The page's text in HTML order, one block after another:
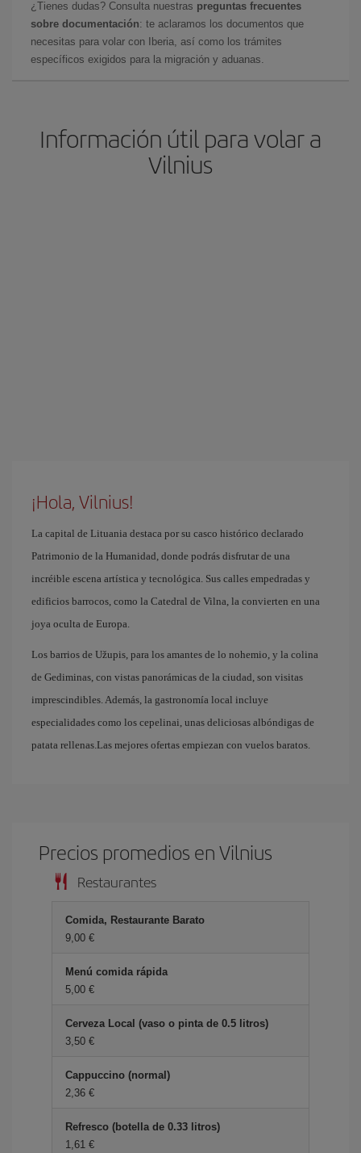
¿Tienes dudas? Consulta nuestras preguntas frecuentes
sobre documentación: te aclaramos los documentos que
necesitas para volar con Iberia, así como los trámites
específicos exigidos para la migración y aduanas.
Información útil para volar a
Vilnius
¡Hola, Vilnius!
La capital de Lituania destaca por su casco histórico declarado
Patrimonio de la Humanidad, donde podrás disfrutar de una
incréible escena artística y tecnológica. Sus calles empedradas y
edificios barrocos, como la Catedral de Vilna, la convierten en una
joya oculta de Europa.
Los barrios de Užupis, para los amantes de lo nohemio, y la colina
de Gediminas, con vistas panorámicas de la ciudad, son visitas
imprescindibles. Además, la gastronomía local incluye
especialidades como los cepelinai, unas deliciosas albóndigas de
patata rellenas.Las mejores ofertas empiezan con vuelos baratos.
Precios promedios en Vilnius
Restaurantes
Comida, Restaurante Barato
9,00 €
Menú comida rápida
5,00 €
Cerveza Local (vaso o pinta de 0.5 litros)
3,50 €
Cappuccino (normal)
2,36 €
Refresco (botella de 0.33 litros)
1,61 €